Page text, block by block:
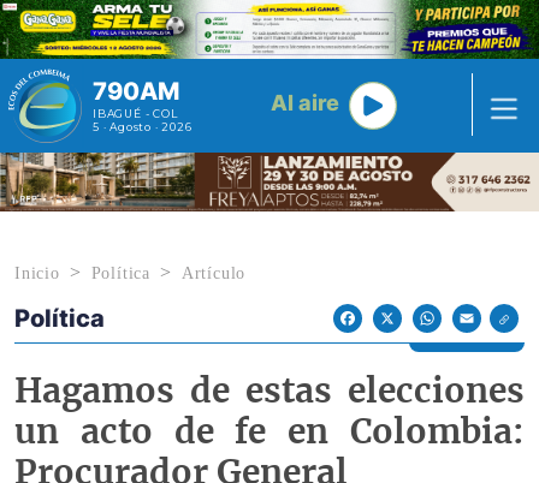
Pasar al contenido principal
790AM
IBAGUÉ - COL
5 · Agosto · 2026
Al aire
Inicio Política Artículo
Econoticias y Eventos
Política
FacebookX WhatsAppEmail
Hagamos de estas elecciones
un acto de fe en Colombia:
Procurador General